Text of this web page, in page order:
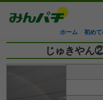
ホーム 初め
じゅきやん